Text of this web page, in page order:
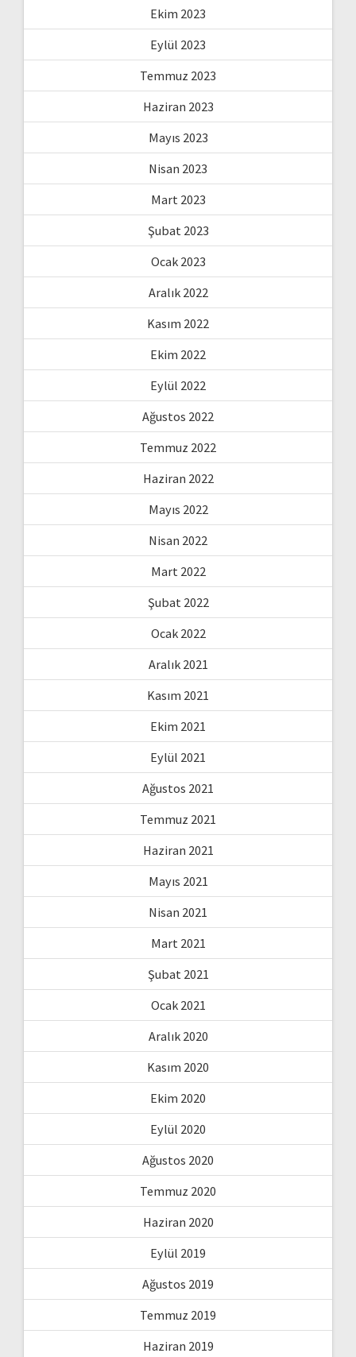
Ekim 2023
Eylül 2023
Temmuz 2023
Haziran 2023
Mayıs 2023
Nisan 2023
Mart 2023
Şubat 2023
Ocak 2023
Aralık 2022
Kasım 2022
Ekim 2022
Eylül 2022
Ağustos 2022
Temmuz 2022
Haziran 2022
Mayıs 2022
Nisan 2022
Mart 2022
Şubat 2022
Ocak 2022
Aralık 2021
Kasım 2021
Ekim 2021
Eylül 2021
Ağustos 2021
Temmuz 2021
Haziran 2021
Mayıs 2021
Nisan 2021
Mart 2021
Şubat 2021
Ocak 2021
Aralık 2020
Kasım 2020
Ekim 2020
Eylül 2020
Ağustos 2020
Temmuz 2020
Haziran 2020
Eylül 2019
Ağustos 2019
Temmuz 2019
Haziran 2019